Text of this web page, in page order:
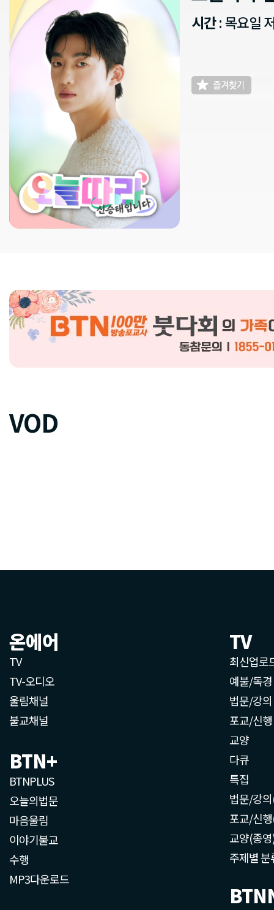
시간: 목요일
VOD
온에어
TV
TV-오디오
울림채널
불교채널
BTN+
BTNPLUS
오늘의법문
마음울림
이야기불교
수행
MP3다운로드
TV
최신업로
예불/독경
법문/강의
포교/신행
교양
다큐
특집
법문/강
포교/신
교양(종
주제별 분